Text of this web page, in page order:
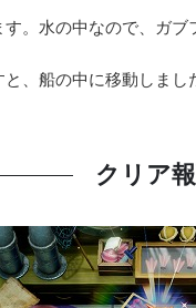
。水の中なので、ガブ
、船の中に移動しま
クリア